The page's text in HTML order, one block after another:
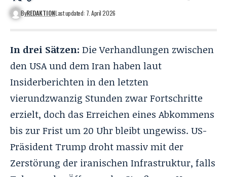
ByREDAKTIONLast updated: 7. April 2026
In drei Sätzen: Die Verhandlungen zwischen
den USA und dem Iran haben laut
Insiderberichten in den letzten
vierundzwanzig Stunden zwar Fortschritte
erzielt, doch das Erreichen eines Abkommens
bis zur Frist um 20 Uhr bleibt ungewiss. US-
Präsident Trump droht massiv mit der
Zerstörung der iranischen Infrastruktur, falls